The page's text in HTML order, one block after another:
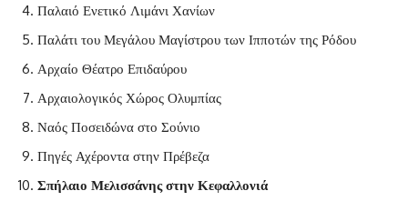
Παλαιό Ενετικό Λιμάνι Χανίων
Παλάτι του Μεγάλου Μαγίστρου των Ιπποτών της Ρόδου
Αρχαίο Θέατρο Επιδαύρου
Αρχαιολογικός Χώρος Ολυμπίας
Ναός Ποσειδώνα στο Σούνιο
Πηγές Αχέροντα στην Πρέβεζα
Σπήλαιο Μελισσάνης στην Κεφαλλονιά